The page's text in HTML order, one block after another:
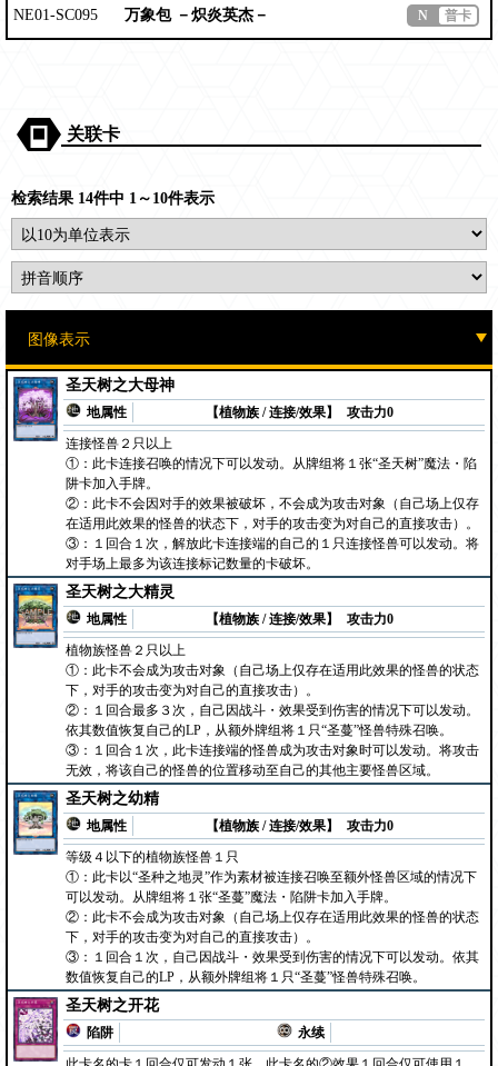
NE01-SC095
万象包 －炽炎英杰－ N 普卡
关联卡
检索结果 14件中 1～10件表示
圣天树之大母神
地属性 【植物族 / 连接/效果】
攻击力0
连接怪兽２只以上
①：此卡连接召唤的情况下可以发动。从牌组将１张“圣天树”魔法・陷
阱卡加入手牌。
②：此卡不会因对手的效果被破坏，不会成为攻击对象（自己场上仅存
在适用此效果的怪兽的状态下，对手的攻击变为对自己的直接攻击）。
③：１回合１次，解放此卡连接端的自己的１只连接怪兽可以发动。将
对手场上最多为该连接标记数量的卡破坏。
圣天树之大精灵
地属性 【植物族 / 连接/效果】
攻击力0
植物族怪兽２只以上
①：此卡不会成为攻击对象（自己场上仅存在适用此效果的怪兽的状态
下，对手的攻击变为对自己的直接攻击）。
②：１回合最多３次，自己因战斗・效果受到伤害的情况下可以发动。
依其数值恢复自己的LP，从额外牌组将１只“圣蔓”怪兽特殊召唤。
③：１回合１次，此卡连接端的怪兽成为攻击对象时可以发动。将攻击
无效，将该自己的怪兽的位置移动至自己的其他主要怪兽区域。
圣天树之幼精
地属性 【植物族 / 连接/效果】
攻击力0
等级４以下的植物族怪兽１只
①：此卡以“圣种之地灵”作为素材被连接召唤至额外怪兽区域的情况下
可以发动。从牌组将１张“圣蔓”魔法・陷阱卡加入手牌。
②：此卡不会成为攻击对象（自己场上仅存在适用此效果的怪兽的状态
下，对手的攻击变为对自己的直接攻击）。
③：１回合１次，自己因战斗・效果受到伤害的情况下可以发动。依其
数值恢复自己的LP，从额外牌组将１只“圣蔓”怪兽特殊召唤。
圣天树之开花
陷阱
永续